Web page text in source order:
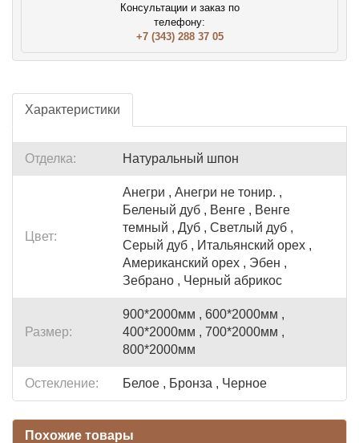
Консультации и заказ по
телефону:
+7 (343) 288 37 05
Характеристики
Отделка: Натуральный шпон
Цвет:
Анегри , Анегри не тонир. ,
Беленый дуб , Венге , Венге
темный , Дуб , Светлый дуб ,
Серый дуб , Итальянский орех ,
Американский орех , Эбен ,
Зебрано , Черный абрикос
Размер:
900*2000мм , 600*2000мм ,
400*2000мм , 700*2000мм ,
800*2000мм
Остекление: Белое , Бронза , Черное
Похожие товары